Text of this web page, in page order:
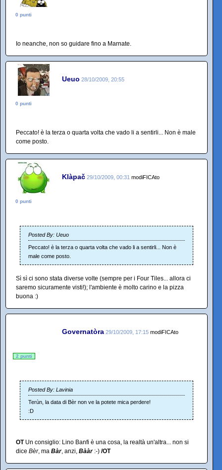
0 punti
Io neanche, non so guidare fino a Marnate.
Ueuo 28/10/2009, 20:55
0 punti
Peccato! è la terza o quarta volta che vado li a sentirli... Non è male
come posto.
Klàpač 29/10/2009, 00:31 modiFICAto
0 punti
Posted By: Ueuo
Peccato! è la terza o quarta volta che vado li a sentirli... Non è
male come posto.
Sì sì ci sono stata diverse volte (sempre per i Four Tiles... allora ci
saremo sicuramente visti!); l'ambiente è molto carino e la pizza
buona :)
Governatòra 29/10/2009, 17:15 modiFICAto
2 punti
Posted By: Lavinia
Terùn, la data di Bèr non ve la potete mica perdere!
:D
OTUn consiglio: Lino Banfi è una cosa, la realtà un'altra... non si
dice Bèr, ma Bàr, anzi, Bààr:-) /OT